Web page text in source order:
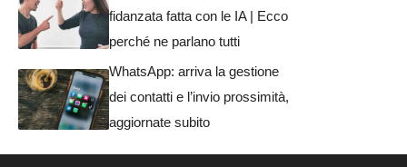
fidanzata fatta con le IA | Ecco
perché ne parlano tutti
WhatsApp: arriva la gestione
dei contatti e l’invio prossimità,
aggiornate subito